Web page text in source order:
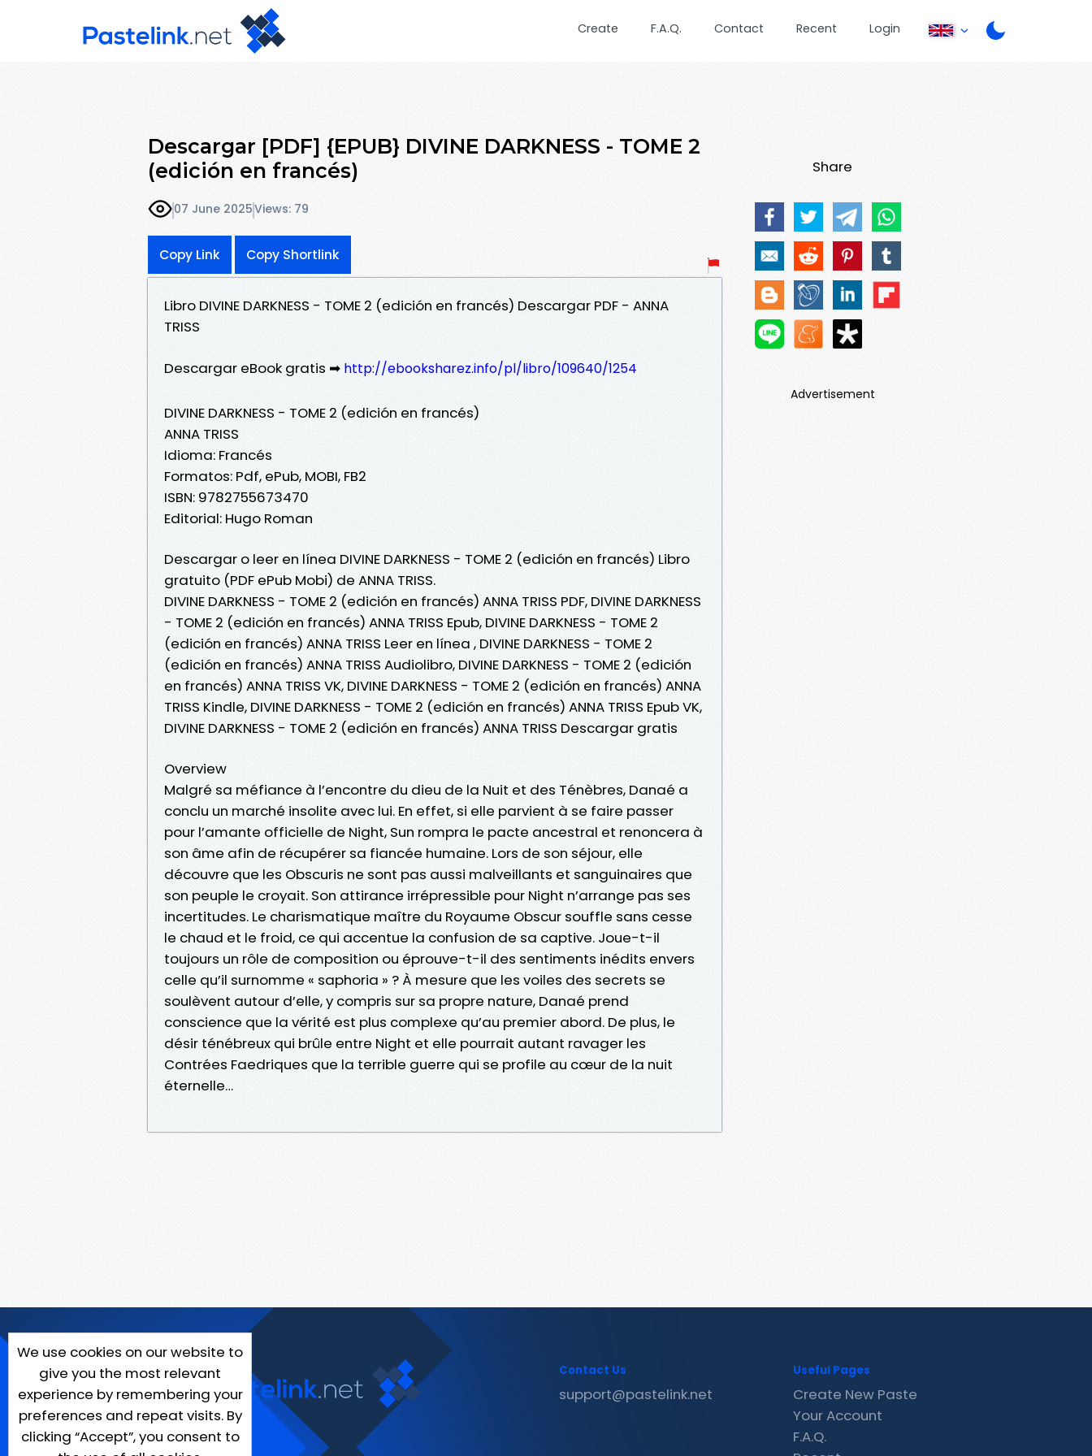
Create F.A.Q. Contact Recent Login
Descargar [PDF] {EPUB} DIVINE DARKNESS - TOME 2
(edición en francés)
07 June 2025Views: 79
Copy Link Copy Shortlink
Libro DIVINE DARKNESS - TOME 2 (edición en francés) Descargar PDF - ANNA
TRISS
Descargar eBook gratis ➡ http://ebooksharez.info/pl/libro/109640/1254
DIVINE DARKNESS - TOME 2 (edición en francés)
ANNA TRISS
Idioma: Francés
Formatos: Pdf, ePub, MOBI, FB2
ISBN: 9782755673470
Editorial: Hugo Roman
Descargar o leer en línea DIVINE DARKNESS - TOME 2 (edición en francés) Libro
gratuito (PDF ePub Mobi) de ANNA TRISS.
DIVINE DARKNESS - TOME 2 (edición en francés) ANNA TRISS PDF, DIVINE DARKNESS
- TOME 2 (edición en francés) ANNA TRISS Epub, DIVINE DARKNESS - TOME 2
(edición en francés) ANNA TRISS Leer en línea , DIVINE DARKNESS - TOME 2
(edición en francés) ANNA TRISS Audiolibro, DIVINE DARKNESS - TOME 2 (edición
en francés) ANNA TRISS VK, DIVINE DARKNESS - TOME 2 (edición en francés) ANNA
TRISS Kindle, DIVINE DARKNESS - TOME 2 (edición en francés) ANNA TRISS Epub VK,
DIVINE DARKNESS - TOME 2 (edición en francés) ANNA TRISS Descargar gratis
Overview
Malgré sa méfiance à l’encontre du dieu de la Nuit et des Ténèbres, Danaé a
conclu un marché insolite avec lui. En effet, si elle parvient à se faire passer
pour l’amante officielle de Night, Sun rompra le pacte ancestral et renoncera à
son âme afin de récupérer sa fiancée humaine. Lors de son séjour, elle
découvre que les Obscuris ne sont pas aussi malveillants et sanguinaires que
son peuple le croyait. Son attirance irrépressible pour Night n’arrange pas ses
incertitudes. Le charismatique maître du Royaume Obscur souffle sans cesse
le chaud et le froid, ce qui accentue la confusion de sa captive. Joue-t-il
toujours un rôle de composition ou éprouve-t-il des sentiments inédits envers
celle qu’il surnomme « saphoria » ? À mesure que les voiles des secrets se
soulèvent autour d’elle, y compris sur sa propre nature, Danaé prend
conscience que la vérité est plus complexe qu’au premier abord. De plus, le
désir ténébreux qui brûle entre Night et elle pourrait autant ravager les
Contrées Faedriques que la terrible guerre qui se profile au cœur de la nuit
éternelle…
Share
Advertisement
We use cookies on our website to
give you the most relevant
experience by remembering your
preferences and repeat visits. By
clicking “Accept”, you consent to
Contact Us
support@pastelink.net
Useful Pages
Create New Paste
Your Account
F.A.Q.